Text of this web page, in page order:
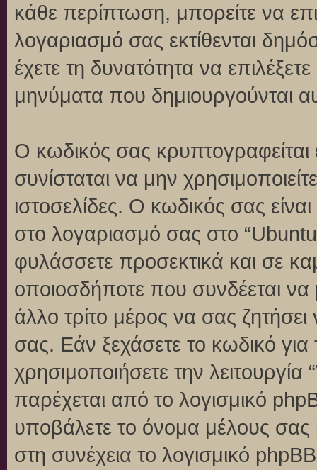
κάθε περίπτωση, μπορείτε να
λογαριασμό σας εκτίθενται
έχετε τη δυνατότητα να
μηνύματα που δημιουργούνται
Ο κωδικός σας
συνίσταται να μην
ιστοσελίδες. Ο κωδικός σας
στο λογαριασμό σας στο
φυλάσσετε προσεκτικά και σε
οποιοσδήποτε που συνδέεται
άλλο τρίτο μέρος να σας
σας. Εάν ξεχάσετε το κωδικό
χρησιμοποιήσετε την
παρέχεται από το λογισμικό
υποβάλετε το όνομα μέλους σας
στη συνέχεια το λογισμικό